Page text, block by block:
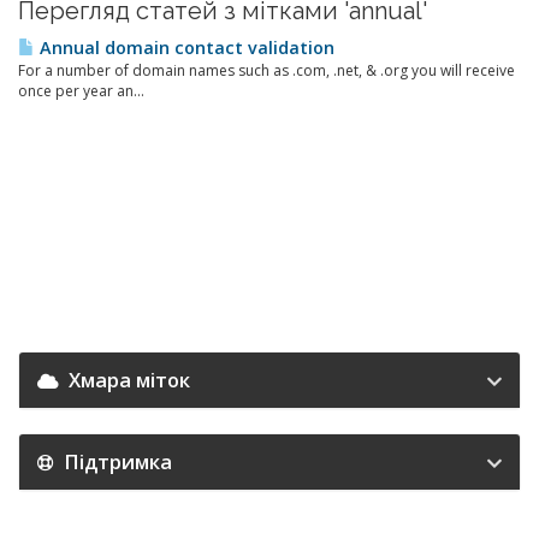
Перегляд статей з мітками 'annual'
Annual domain contact validation
For a number of domain names such as .com, .net, & .org you will receive
once per year an...
Хмара міток
Підтримка